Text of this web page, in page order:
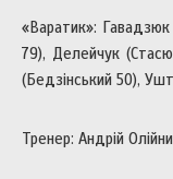
«Варатик»:
79), Делейчук
(Бедзінський 50),
Тренер: Андрій